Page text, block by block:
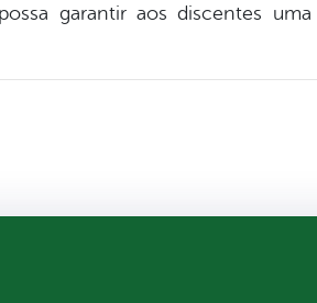
garantir aos discentes uma